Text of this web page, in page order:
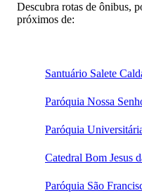
Descubra rotas de ônibus,
próximos de:
Santuário Salete
Paróquia Nossa
Paróquia
Catedral Bom Jesus
Paróquia São